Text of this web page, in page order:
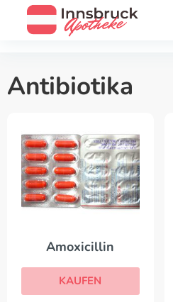
Antibiotika
Amoxicillin
KAUFEN